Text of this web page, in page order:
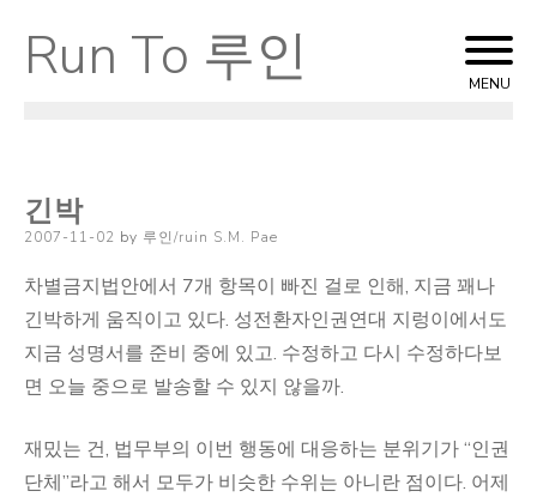
Skip
to
Run To 루인 MENU
긴박
Posted
2007-11-02 by 루인/ruin S.M. Pae
차별금지법안에서 7개 항목이 빠진 걸로 인해, 지금 꽤나
긴박하게 움직이고 있다. 성전환자인권연대 지렁이에서도
지금 성명서를 준비 중에 있고. 수정하고 다시 수정하다보
면 오늘 중으로 발송할 수 있지 않을까.
재밌는 건, 법무부의 이번 행동에 대응하는 분위기가 “인권
단체”라고 해서 모두가 비슷한 수위는 아니란 점이다. 어제